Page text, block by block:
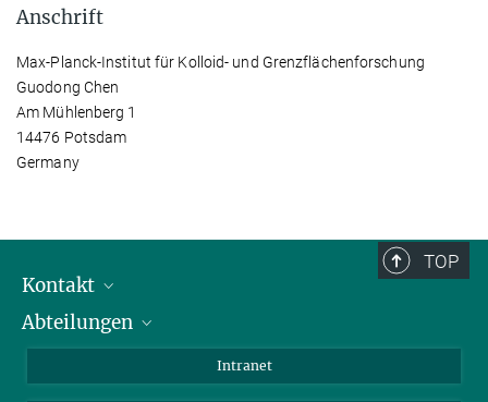
Anschrift
Max-Planck-Institut für Kolloid- und Grenzflächenforschung
Guodong Chen
Am Mühlenberg 1
14476 Potsdam
Germany
TOP
Kontakt
Mitarbeiterverzeichnis
Abteilungen
Intranet